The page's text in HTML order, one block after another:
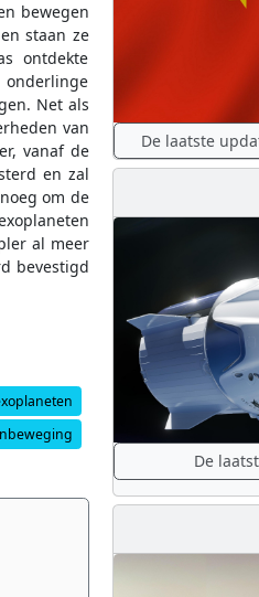
bewegen
staan ze
ontdekte
Net als
van
vanaf de
en zal
om de
al meer
bevestigd
De laatste
De